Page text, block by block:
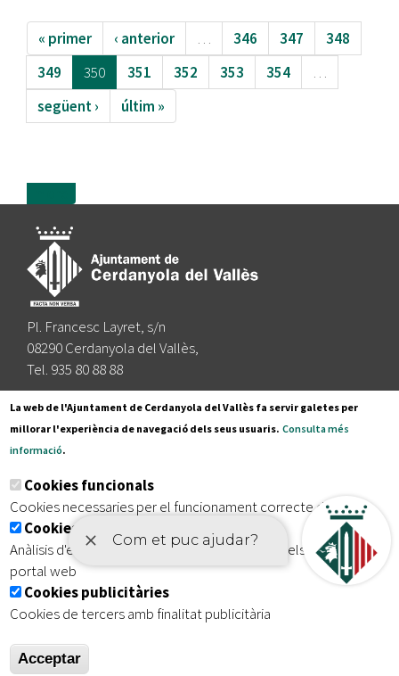
« primer ‹ anterior … 346 347
348
349
350 351 352 353 354
…
següent ›
últim »
Pl. Francesc Layret, s/n
08290 Cerdanyola del Vallès,
Tel. 935 80 88 88
Segueix-nos a:
Subscriu-te al nostre butlletí
Inici | Avís legal | Protecció de dades Mapa del lloc
| Accessibilitat
La web de l'Ajuntament de Cerdanyola del Vallès fa servir galetes per
millorar l'experiència de navegació dels seus usuaris. Consulta més
informació.
Cookies funcionals
Cookies necessaries per el funcionament correcte de la web
Cookies analítiques
Anàlisis d'estadístiques que permeten millorar els serveis del
portal web
Cookies publicitàries
Cookies de tercers amb finalitat publicitària
Acceptar